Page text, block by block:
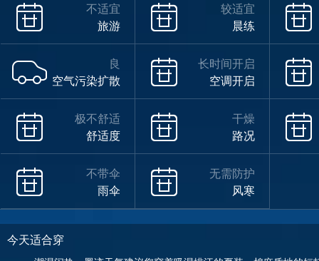
不适宜
旅游
较适宜
晨练
良
空气污染扩散
长时间开启
空调开启
极不舒适
舒适度
干燥
路况
不带伞
雨伞
无需防护
风寒
今天适合穿